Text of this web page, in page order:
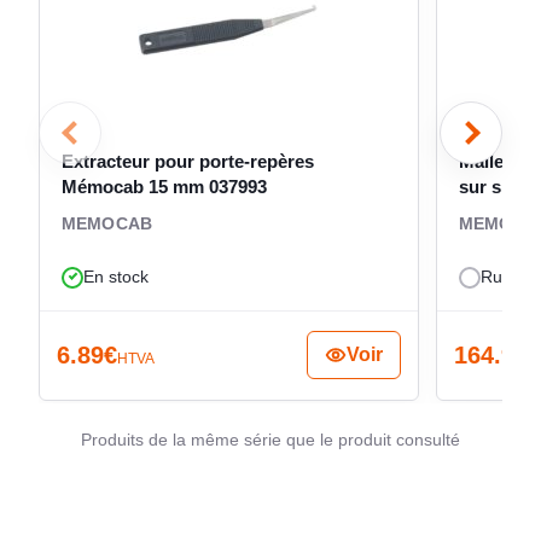
FOOTPRINT (CO2)
Extracteur pour porte-repères
Mémocab 15 mm 037993
MEMOCAB
En stock
6.89€HTVA Voir
Mallette
sur site
164.91
Produits de la même série que le produit consulté